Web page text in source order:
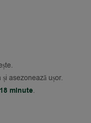
asezonează ușor.
minute.